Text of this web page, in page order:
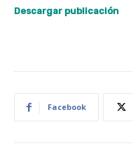
Descargar publicación
Facebook